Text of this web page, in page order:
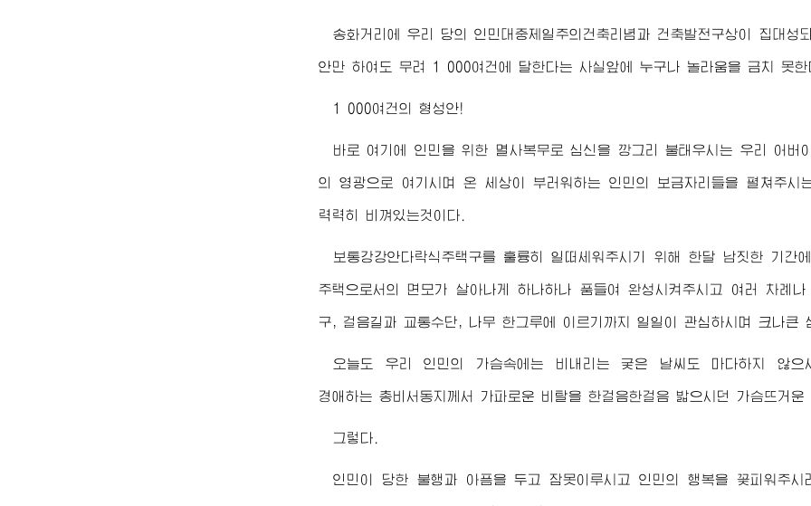
송화거리에 우리 당의 인민대중제일주의건축리념과 건축발전구상이 집대성
안만 하여도 무려 1 000여건에 달한다는 사실앞에 누구나 놀라움을 금치 못한
1 000여건의 형성안!
바로 여기에 인민을 위한 멸사복무로 심신을 깡그리 불태우시는 우리 어버
의 영광으로 여기시며 온 세상이 부러워하는 인민의 보금자리들을 펼쳐주시
력력히 비껴있는것이다.
보통강강안다락식주택구를 훌륭히 일떠세워주시기 위해 한달 남짓한 기간
주택으로서의 면모가 살아나게 하나하나 품들여 완성시켜주시고 여러 차례
구, 걸음길과 교통수단, 나무 한그루에 이르기까지 일일이 관심하시며 크나큰
오늘도 우리 인민의 가슴속에는 비내리는 궂은 날씨도 마다하지 않으
경애하는 총비서동지 께서 가파로운 비탈을 한걸음한걸음 밟으시던 가슴뜨거
그렇다.
인민이 당한 불행과 아픔을 두고 잠못이루시고 인민의 행복을 꽃피워주